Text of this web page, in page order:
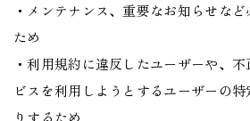
・メンテナンス、重要なお知らせな
ため
・利用規約に違反したユーザーや、
ビスを利用しようとするユーザーの
りするため